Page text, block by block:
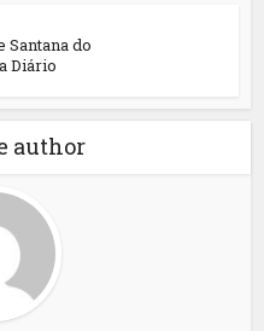
Santana do
Diário
author